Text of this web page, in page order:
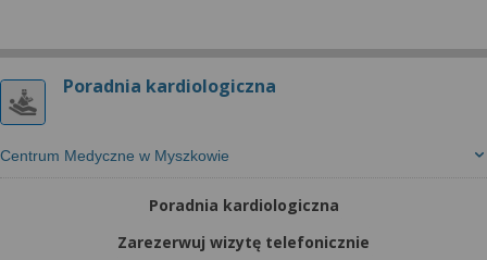
Poradnia kardiologiczna
Centrum Medyczne w Myszkowie
Poradnia kardiologiczna
Zarezerwuj wizytę telefonicznie